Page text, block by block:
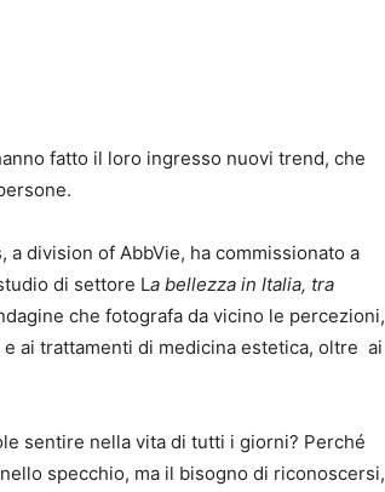
fatto il loro ingresso nuovi trend, che
division of AbbVie, ha commissionato a
di settore La bellezza in Italia, tra
che fotografa da vicino le percezioni,
ai trattamenti di medicina estetica, oltre ai
sentire nella vita di tutti i giorni? Perché
specchio, ma il bisogno di riconoscersi,